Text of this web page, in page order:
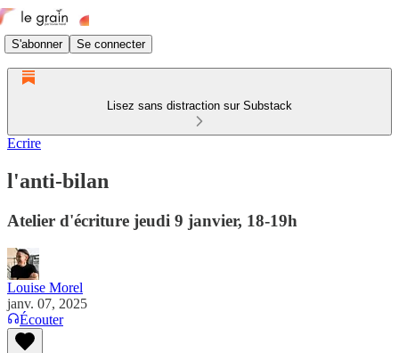
S'abonner Se connecter
Lisez sans distraction sur Substack
Ecrire
l'anti-bilan
Atelier d'écriture jeudi 9 janvier, 18-19h
Louise Morel
janv. 07, 2025
Écouter